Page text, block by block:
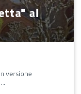
al
versione